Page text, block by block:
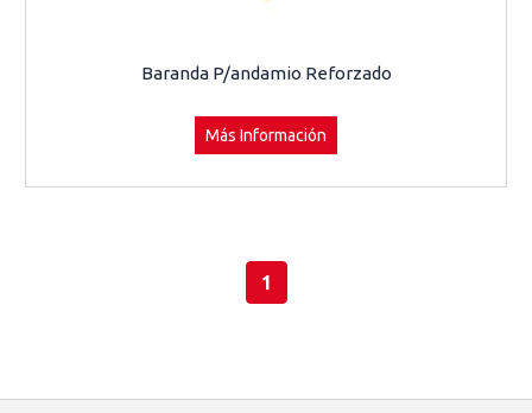
Baranda P/andamio Reforzado
Más Información
1